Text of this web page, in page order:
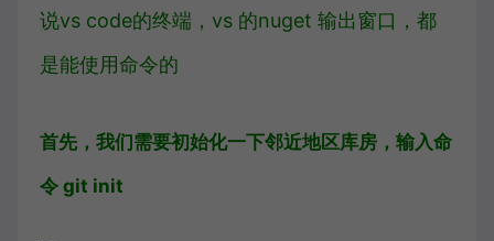
说vs code的终端，vs 的nuget 输出窗口，都
是能使用命令的
首先，我们需要初始化一下邻近地区库房，输入命
令 git init